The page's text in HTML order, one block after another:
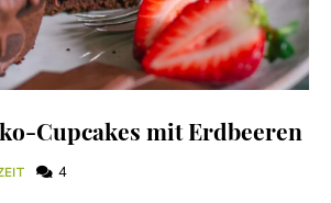
Cupcakes mit Erdbeeren
4